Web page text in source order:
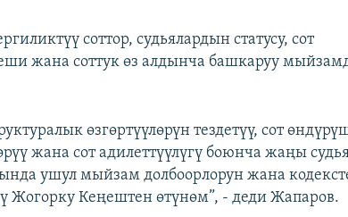
соттор, судьялардын статусу, сот
жана соттук өз алдынча башкаруу
өзгөртүүлөрүн тездетүү, сот
жана сот адилеттүүлүгү боюнча жаңы
ушул мыйзам долбоорлорун жана
Жогорку Кеңештен өтүнөм”, - деди Жапаров.